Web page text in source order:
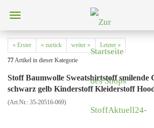
« Erster « zurück weiter » Letzter »
77Artikel in dieser Kategorie
Stoff Baumwolle Sweatshirtstoff smilende
schwarz gelb Kinderstoff Kleiderstoff
(Art.Nr.: 35-20516-069)